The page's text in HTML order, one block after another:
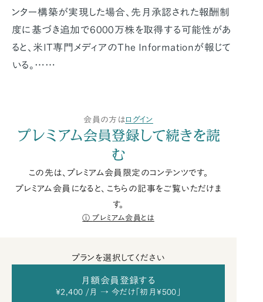
ンター構築が実現した場合、先月承認された報酬制
度に基づき追加で6000万株を取得する可能性があ
ると、米IT専門メディアのThe Informationが報じて
いる。……
会員の方はログイン
プレミアム会員登録して続きを読
む
この先は、プレミアム会員限定のコンテンツです。
プレミアム会員になると、こちらの記事をご覧いただけま
す。
プレミアム会員とは
プランを選択してください
月額会員登録する
¥2,400 /月 → 今だけ「初月¥500」